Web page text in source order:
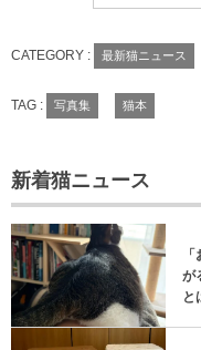
CATEGORY : 最新猫ニュース
TAG : 写真集 猫本
新着猫ニュース
が
と